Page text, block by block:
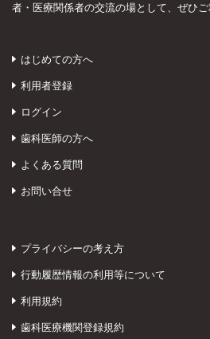
者・医療関係者の交流の場として、ぜひご
はじめての方へ
利用者登録
ログイン
歯科医師の方へ
よくある質問
お問い合せ
プライバシーの考え方
行動履歴情報の利用等について
利用規約
歯科医療機関登録規約